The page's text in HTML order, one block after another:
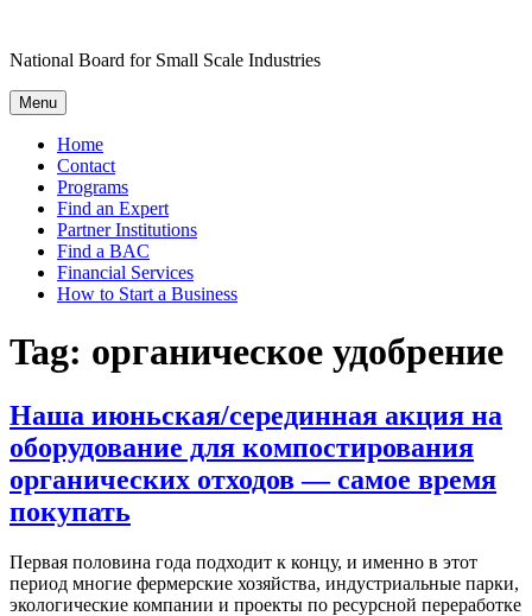
content
National Board for Small Scale Industries
Menu
Home
Contact
Programs
Find an Expert
Partner Institutions
Find a BAC
Financial Services
How to Start a Business
Tag: органическое удобрение
Наша июньская/серединная акция на
оборудование для компостирования
органических отходов — самое время
покупать
Первая половина года подходит к концу, и именно в этот
период многие фермерские хозяйства, индустриальные парки,
экологические компании и проекты по ресурсной переработке